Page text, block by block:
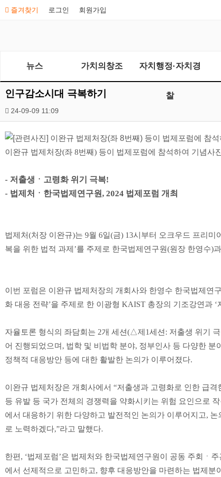
즐겨찾기 로그인 회원가입
뉴스 가치의창조 자치행정·자치경
찰
인구감소시대 극복하기
24-09-09 11:09
이완규 법제처장(좌 8번째) 등이 법제포럼에 참석하여 기념사
- 저출생 ㆍ 고령화 위기 극복!
- 법제처 ㆍ 한국법제연구원, 2024 법제포럼 개최
법제처(처장 이완규)는 9월 6일(금) 13시부터 오크우드 프리미
복을 위한 법적 과제 ’를 주제로 한국법제연구원(원장 한영수)
이번 포럼은 이완규 법제처장의 개회사와 한영수 한국법제연
화 대응 전략’을 주제로 한 이광형 KAIST 총장의 기조강연과 ‘
자율토론 형식의 좌담회는 2개 세션(△제 1세션 : 저출생 위기
어 진행되었으며 , 법학 및 비법학 분야, 정부인사 등 다양한 분
정책적 대응방안 등에 대한 활발한 논의가 이루어졌다.
이완규 법제처장은 개회사에서 “저출생과 고령화로 인한 급
등 유발 등 국가 전체의 경쟁력을 약화시키는 위험 요인으로
에서 대응하기 위한 다양하고 발전적인 논의가 이루어지고, 논
로 노력하겠다,”라고 말했다.
한편 , ‘법제포럼’은 법제처와 한국법제연구원이 공동 주회 ㆍ
에서 선제적으로 고민하고, 향후 대응방안을 마련하는 법제분